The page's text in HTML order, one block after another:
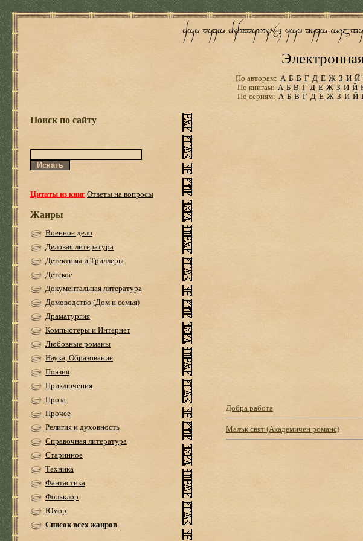
По авторам: А Б В Г Д Е Ж З И Й
По книгам: А Б В Г Д Е Ж З И Й
По сериям: А Б В Г Д Е Ж З И Й
Поиск по сайту
Цитаты из книгОтветы на вопросы
Жанры
Военное дело
Деловая литература
Детективы и Триллеры
Детское
Документальная литература
Домоводство (Дом и семья)
Драматургия
Компьютеры и Интернет
Любовные романы
Наука, Образование
Поэзия
Приключения
Проза
Прочее
Религия и духовность
Справочная литература
Старинное
Техника
Фантастика
Фольклор
Юмор
Список всех жанров
Добра работа
Малък свят (Академичен романс)